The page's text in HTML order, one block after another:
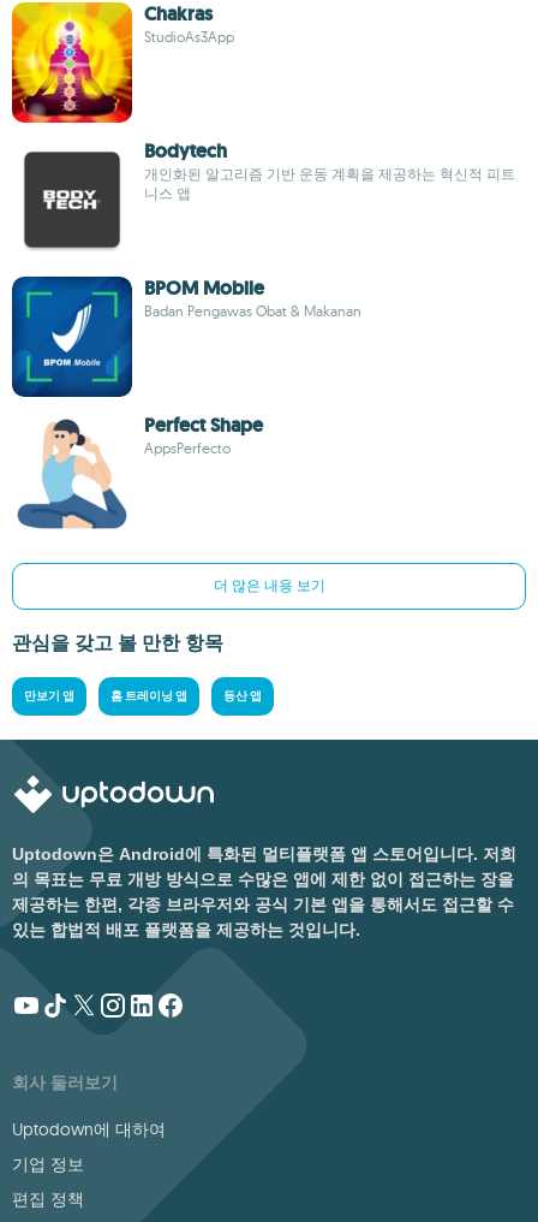
Chakras
StudioAs3App
Bodytech
개인화된 알고리즘 기반 운동 계획을 제공하는 혁신적 피트
니스 앱
BPOM Mobile
Badan Pengawas Obat & Makanan
Perfect Shape
AppsPerfecto
더 많은 내용 보기
관심을 갖고 볼 만한 항목
만보기 앱 홈 트레이닝 앱 등산 앱
Uptodown은 Android에 특화된 멀티플랫폼 앱 스토어입니다. 저희
의 목표는 무료 개방 방식으로 수많은 앱에 제한 없이 접근하는 장을
제공하는 한편, 각종 브라우저와 공식 기본 앱을 통해서도 접근할 수
있는 합법적 배포 플랫폼을 제공하는 것입니다.
회사 둘러보기
Uptodown에 대하여
기업 정보
편집 정책